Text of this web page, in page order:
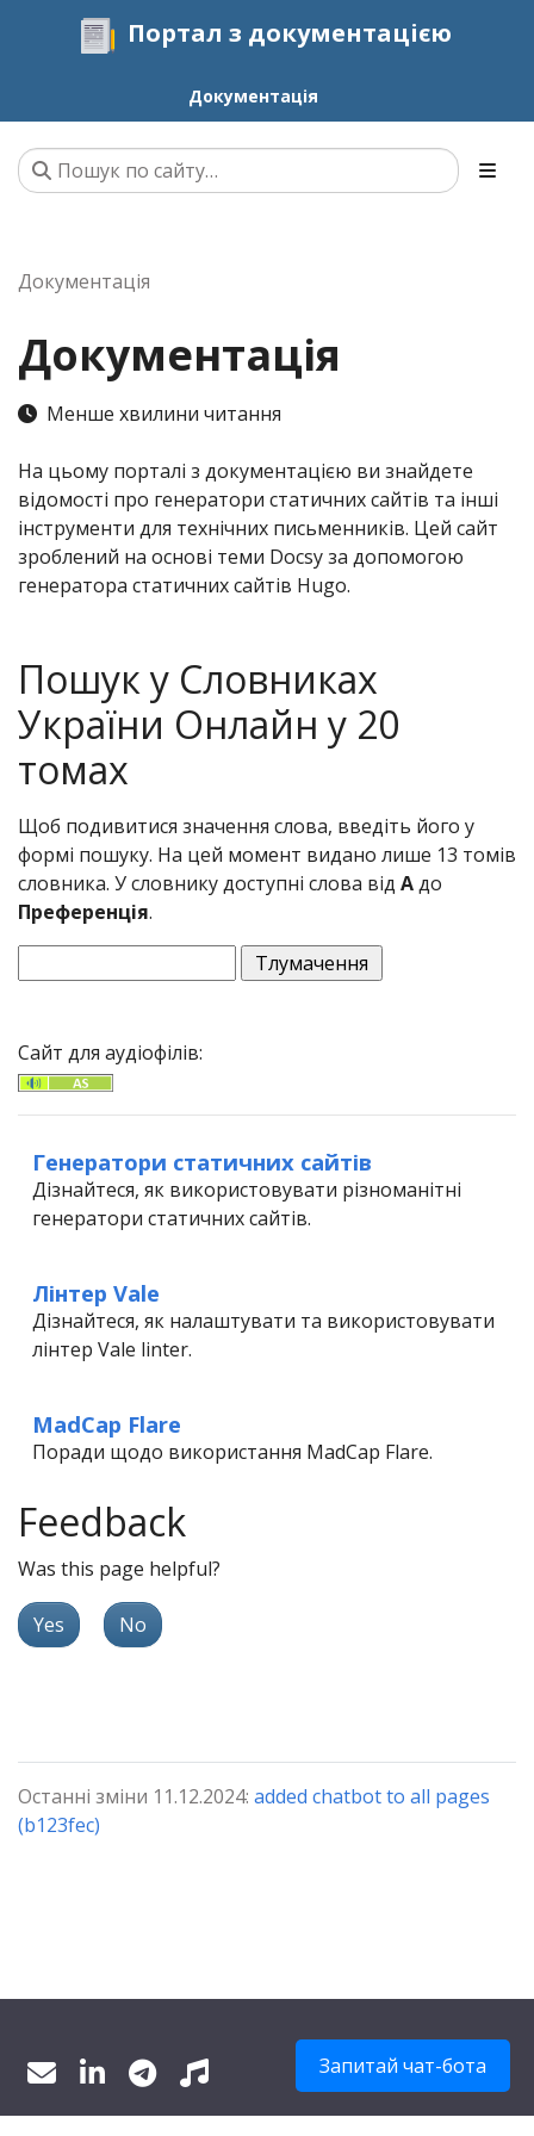
Портал з документацією
Документація
Документація
Документація
Менше хвилини читання
На цьому порталі з документацією ви знайдете
відомості про генератори статичних сайтів та інші
інструменти для технічних письменників. Цей сайт
зроблений на основі теми Docsy за допомогою
генератора статичних сайтів Hugo.
Пошук у Словниках
України Онлайн у 20
томах
Щоб подивитися значення слова, введіть його у
формі пошуку. На цей момент видано лише 13 томів
словника. У словнику доступні слова від Адо
Преференція.
Сайт для аудіофілів:
Запитай чат-бота
Генератори статичних сайтів
Дізнайтеся, як використовувати різноманітні
генератори статичних сайтів.
Лінтер Vale
Дізнайтеся, як налаштувати та використовувати
лінтер Vale linter.
MadCap Flare
Поради щодо використання MadCap Flare.
Feedback
Was this page helpful?
Yes No
Останні зміни 11.12.2024: added chatbot to all pages
(b123fec)
© 2025 Ivan Cheban — Усі права застережено